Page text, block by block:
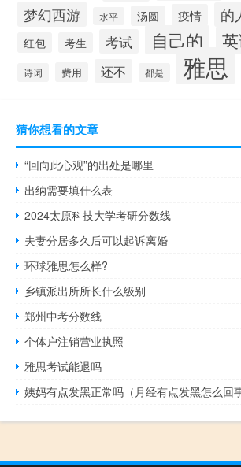
梦幻西游 水平 汤圆 疫情 的
红包 考生 考试 自己的
诗词 费用 还不 都是 雅思
猜你想看的文章
“回向此心观”的出处是哪里
出纳需要填什么表
2024太原科技大学考研分数线
夫妻分居多久后可以起诉离婚
环球雅思怎么样?
乡镇派出所所长什么级别
郑州中考分数线
个体户注销营业执照
雅思考试能退吗
姨妈有点发黑正常吗（月经有点发黑怎么回事